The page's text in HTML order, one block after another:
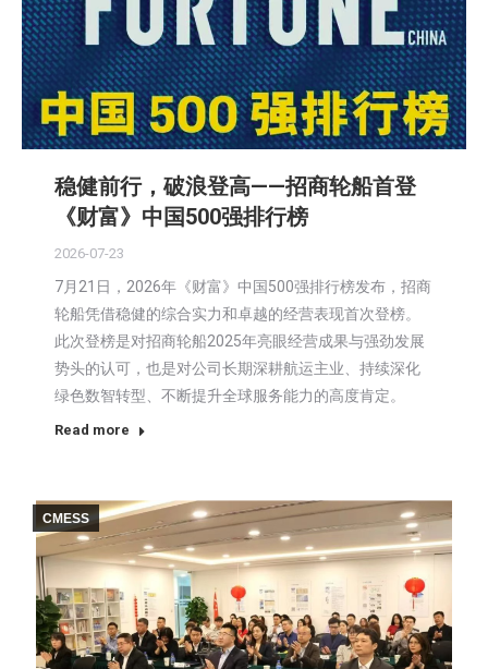
稳健前行，破浪登高——招商轮船首登
《财富》中国500强排行榜
2026-07-23
7月21日，2026年《财富》中国500强排行榜发布，招商
轮船凭借稳健的综合实力和卓越的经营表现首次登榜。
此次登榜是对招商轮船2025年亮眼经营成果与强劲发展
势头的认可，也是对公司长期深耕航运主业、持续深化
绿色数智转型、不断提升全球服务能力的高度肯定。
Read more
CMESS